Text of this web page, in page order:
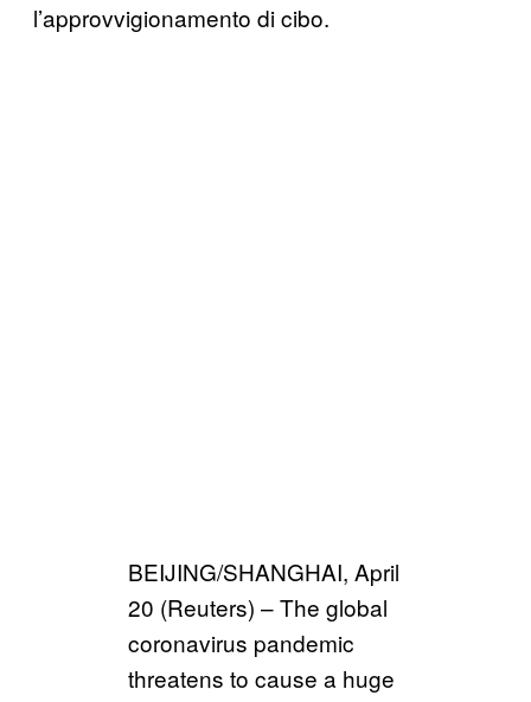
l’approvvigionamento di cibo.
BEIJING/SHANGHAI, April
20 (Reuters) – The global
coronavirus pandemic
threatens to cause a huge